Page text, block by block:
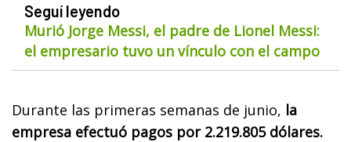
Seguí leyendo
Murió Jorge Messi, el padre de Lionel Messi:
el empresario tuvo un vínculo con el campo
Durante las primeras semanas de junio, la
empresa efectuó pagos por 2.219.805 dólares.